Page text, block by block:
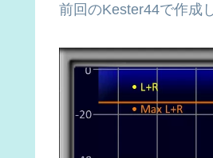
前回のKester44で作成